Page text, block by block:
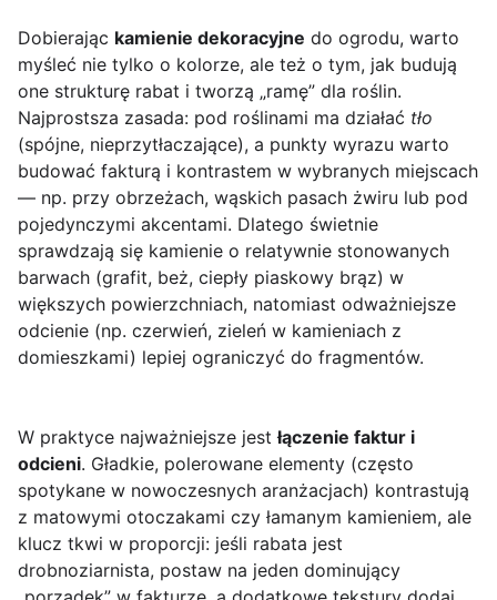
Dobierając kamienie dekoracyjne do ogrodu, warto
myśleć nie tylko o kolorze, ale też o tym, jak budują
one strukturę rabat i tworzą „ramę” dla roślin.
Najprostsza zasada: pod roślinami ma działać tło
(spójne, nieprzytłaczające), a punkty wyrazu warto
budować fakturą i kontrastem w wybranych miejscach
— np. przy obrzeżach, wąskich pasach żwiru lub pod
pojedynczymi akcentami. Dlatego świetnie
sprawdzają się kamienie o relatywnie stonowanych
barwach (grafit, beż, ciepły piaskowy brąz) w
większych powierzchniach, natomiast odważniejsze
odcienie (np. czerwień, zieleń w kamieniach z
domieszkami) lepiej ograniczyć do fragmentów.
W praktyce najważniejsze jestłączenie faktur i
odcieni. Gładkie, polerowane elementy (często
spotykane w nowoczesnych aranżacjach) kontrastują
z matowymi otoczakami czy łamanym kamieniem, ale
klucz tkwi w proporcji: jeśli rabata jest
drobnoziarnista, postaw na jeden dominujący